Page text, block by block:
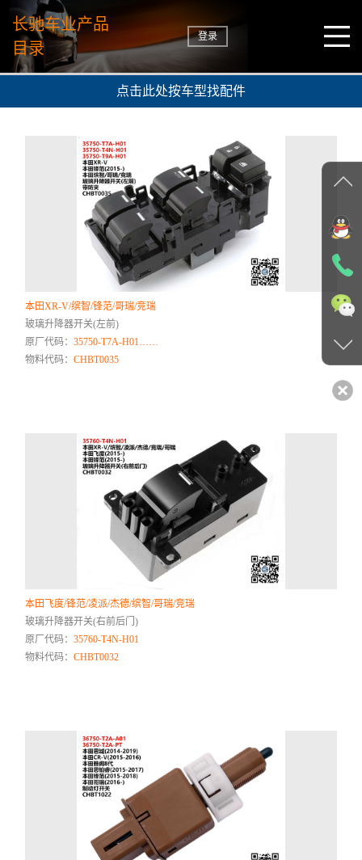
长驰车业产品
目录
登录
点击此处按车型找配件
本田XR-V/缤智/锋范/哥瑞/竞瑞
玻璃升降器开关(左前)
原厂代码：35750-T7A-H01……
物料代码：CHBT0035
本田飞度/锋范/凌派/杰德/缤智/哥瑞/竞瑞
玻璃升降器开关(右前后门)
原厂代码：35760-T4N-H01
物料代码：CHBT0032